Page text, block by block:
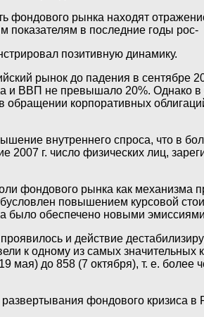
фондового рынка находят
показателям в последние годы рос-
позитивную динамику.
рынок до падения в сентябре
и ВВП не превышало 20%. Однако
обращении корпоративных
внутреннего спроса, что в
2007 г. число физических лиц,
фондового рынка как механизма
повышением курсовой
было обеспечено новыми
и действие
к одному из самых значительных
мая) до 858 (7 октября), т. е.
фондового кризиса в